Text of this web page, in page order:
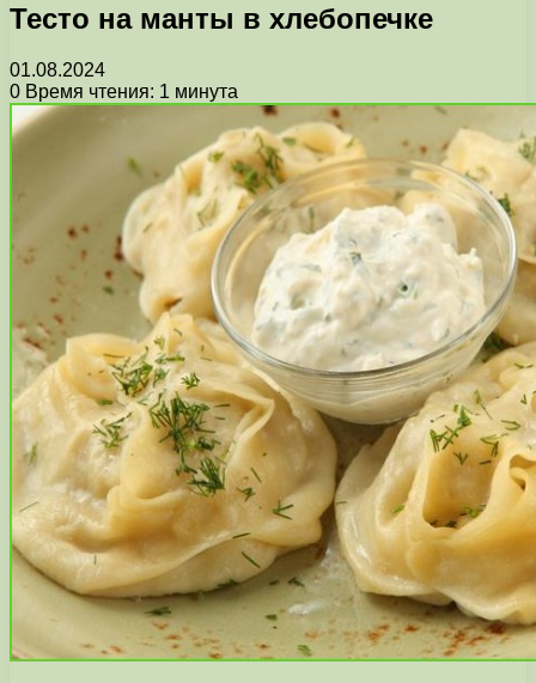
Тесто на манты в хлебопечке
01.08.2024
0 Время чтения: 1 минута